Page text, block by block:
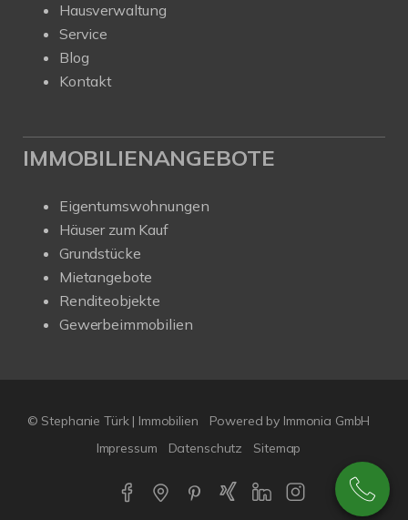
Hausverwaltung
Service
Blog
Kontakt
IMMOBILIENANGEBOTE
Eigentumswohnungen
Häuser zum Kauf
Grundstücke
Mietangebote
Renditeobjekte
Gewerbeimmobilien
© Stephanie Türk | Immobilien
Powered by Immonia GmbH
Impressum
Datenschutz Sitemap